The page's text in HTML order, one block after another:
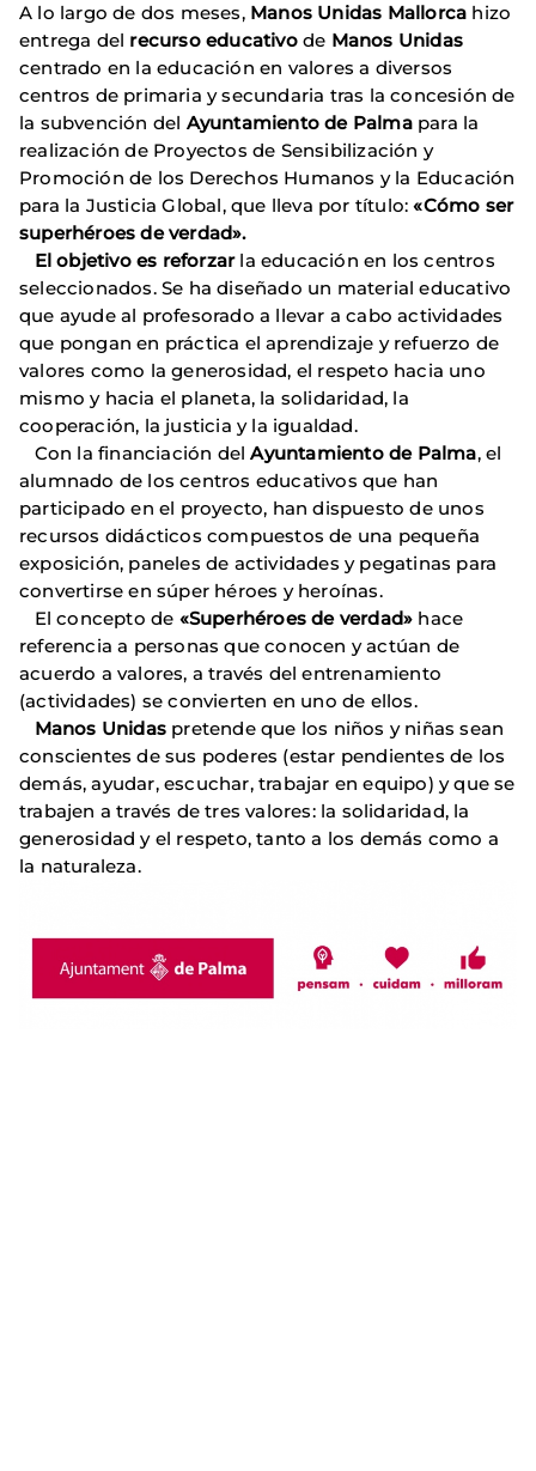
A lo largo de dos meses, Manos Unidas Mallorca hizo
entrega del recurso educativode Manos Unidas
centrado en la educación en valores a diversos
centros de primaria y secundaria tras la concesión de
la subvención del Ayuntamiento de Palma para la
realización de Proyectos de Sensibilización y
Promoción de los Derechos Humanos y la Educación
para la Justicia Global, que lleva por título:«Cómo ser
superhéroes de verdad».
El objetivo es reforzarla educación en los centros
seleccionados. Se ha diseñado un material educativo
que ayude al profesorado a llevar a cabo actividades
que pongan en práctica el aprendizaje y refuerzo de
valores como la generosidad, el respeto hacia uno
mismo y hacia el planeta, la solidaridad, la
cooperación, la justicia y la igualdad.
Con la financiación delAyuntamiento de Palma, el
alumnado de los centros educativos que han
participado en el proyecto, han dispuesto de unos
recursos didácticos compuestos de una pequeña
exposición, paneles de actividades y pegatinas para
convertirse en súper héroes y heroínas.
El concepto de «Superhéroes de verdad» hace
referencia a personas que conocen y actúan de
acuerdo a valores, a través del entrenamiento
(actividades) se convierten en uno de ellos.
Manos Unidas pretende que los niños y niñas sean
conscientes de sus poderes (estar pendientes de los
demás, ayudar, escuchar, trabajar en equipo) y que se
trabajen a través de tres valores: la solidaridad, la
generosidad y el respeto, tanto a los demás como a
la naturaleza.